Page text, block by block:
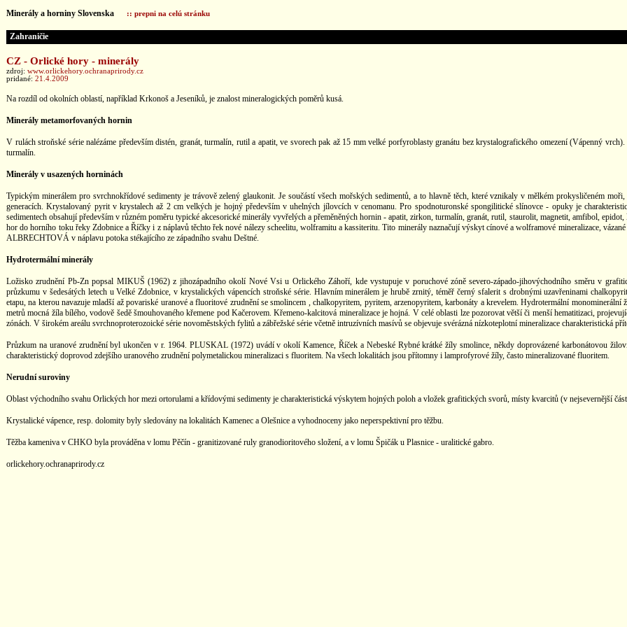
Minerály a horniny Slovenska :: prepni na celú stránku
Zahraničie
CZ - Orlické hory - minerály
zdroj: www.orlickehory.ochranaprirody.cz
pridané: 21.4.2009
Na rozdíl od okolních oblastí, například Krkonoš a Jeseníků, je znalost mineralogických poměrů kusá.
Minerály metamorfovaných hornin
V rulách stroňské série nalézáme především distén, granát, turmalín, rutil a apatit, ve svorech pak až 15 mm velké porfyroblasty granátu bez krystalografického omezení (Vápenný
turmalín.
Minerály v usazených horninách
Typickým minerálem pro svrchnokřídové sedimenty je trávově zelený glaukonit. Je součástí všech mořských sedimentů, a to hlavně těch, které vznikaly v mělkém prokysličeném
generacích. Krystalovaný pyrit v krystalech až 2 cm velkých je hojný především v uhelných jílovcích v cenomanu. Pro spodnoturonské spongilitické slínovce - opuky je
sedimentech obsahují především v různém poměru typické akcesorické minerály vyvřelých a přeměněných hornin - apatit, zirkon, turmalín, granát, rutil, staurolit, magnetit, amfibol,
hor do horního toku řeky Zdobnice a Říčky i z náplavů těchto řek nové nálezy scheelitu, wolframitu a kassiteritu. Tito minerály naznačují výskyt cínové a wolframové mineralizace,
ALBRECHTOVÁ v náplavu potoka stékajícího ze západního svahu Deštné.
Hydrotermální minerály
Ložisko zrudnění Pb-Zn popsal MIKUŠ (1962) z jihozápadního okolí Nové Vsi u Orlického Záhoří, kde vystupuje v poruchové zóně severo-západo-jihovýchodního směru v
průzkumu v šedesátých letech u Velké Zdobnice, v krystalických vápencích stroňské série. Hlavním minerálem je hrubě zrnitý, téměř černý sfalerit s drobnými uzavřeninami
etapu, na kterou navazuje mladší až povariské uranové a fluoritové zrudnění se smolincem , chalkopyritem, pyritem, arzenopyritem, karbonáty a krevelem. Hydrotermální
metrů mocná žíla bílého, vodově šedě šmouhovaného křemene pod Kačerovem. Křemeno-kalcitová mineralizace je hojná. V celé oblasti lze pozorovat větší či menší hematitizaci,
zónách. V širokém areálu svrchnoproterozoické série novoměstských fylitů a zábřežské série včetně intruzívních masívů se objevuje svérázná nízkoteplotní mineralizace charakteristická
Průzkum na uranové zrudnění byl ukončen v r. 1964. PLUSKAL (1972) uvádí v okolí Kamence, Říček a Nebeské Rybné krátké žíly smolince, někdy doprovázené karbonátovou
charakteristický doprovod zdejšího uranového zrudnění polymetalickou mineralizaci s fluoritem. Na všech lokalitách jsou přítomny i lamprofyrové žíly, často mineralizované fluoritem.
Nerudní suroviny
Oblast východního svahu Orlických hor mezi ortorulami a křídovými sedimenty je charakteristická výskytem hojných poloh a vložek grafitických svorů, místy kvarcitů (v nejsevernější
Krystalické vápence, resp. dolomity byly sledovány na lokalitách Kamenec a Olešnice a vyhodnoceny jako neperspektivní pro těžbu.
Těžba kameniva v CHKO byla prováděna v lomu Pěčín - granitizované ruly granodioritového složení, a v lomu Špičák u Plasnice - uralitické gabro.
orlickehory.ochranaprirody.cz